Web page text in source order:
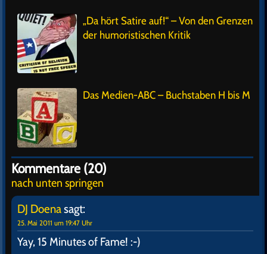
„Da hört Satire auf!“ – Von den Grenzen
der humoristischen Kritik
Das Medien-ABC – Buchstaben H bis M
Kommentare (20)
nach unten springen
DJ Doenasagt:
25. Mai 2011 um 19:47 Uhr
Yay, 15 Minutes of Fame! :-)